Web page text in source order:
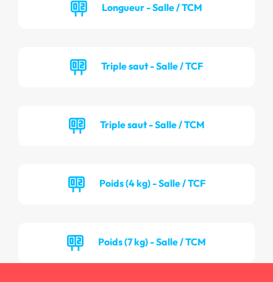
Longueur - Salle / TCM
Triple saut - Salle / TCF
Triple saut - Salle / TCM
Poids (4 kg) - Salle / TCF
Poids (7 kg) - Salle / TCM